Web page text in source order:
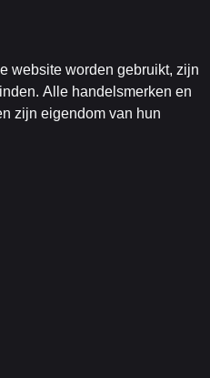
website worden gebruikt, zijn
Alle handelsmerken en
zijn eigendom van hun